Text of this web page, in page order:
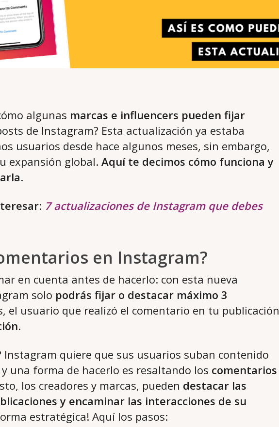
algunas marcas e influencers pueden fijar
de Instagram? Esta actualización ya estaba
usuarios desde hace algunos meses, sin embargo,
expansión global. Aquí te decimos cómo funciona y
.
: 7 actualizaciones de Instagram que debes
en Instagram?
en cuenta antes de hacerlo: con esta nueva
solo podrás fijar o destacar máximo 3
el usuario que realizó el comentario en tu publicación
.
Instagram quiere que sus usuarios suban contenido
una forma de hacerlo es resaltando los comentarios
los creadores y marcas, pueden destacar las
y encaminar las interacciones de su
estratégica! Aquí los pasos: